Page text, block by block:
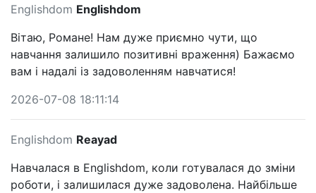
Englishdom Englishdom
Вітаю, Романе! Нам дуже приємно чути, що
навчання залишило позитивні враження) Бажаємо
вам і надалі із задоволенням навчатися!
2026-07-08 18:11:14
Englishdom Reayad
Навчалася в Englishdom, коли готувалася до зміни
роботи, і залишилася дуже задоволена. Найбільше